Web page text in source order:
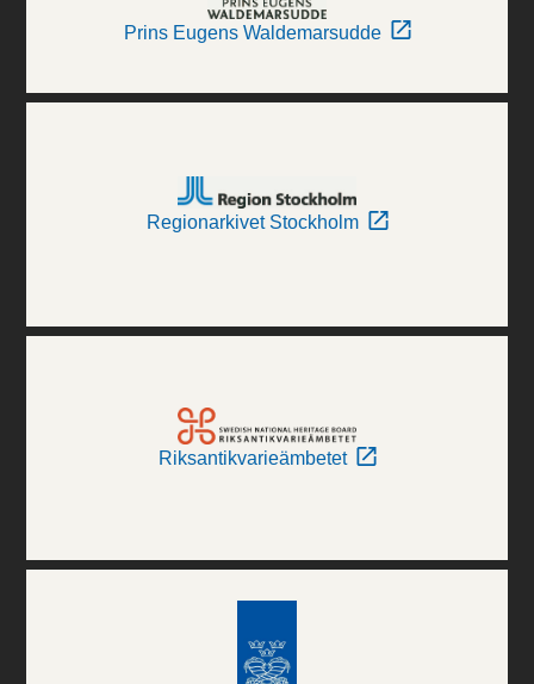
Prins Eugens Waldemarsudde
Regionarkivet Stockholm
Riksantikvarieämbetet